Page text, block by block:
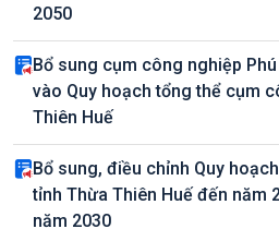
2050
Bổ sung cụm công nghiệp
vào Quy hoạch tổng thể cụm
Thiên Huế
Bổ sung, điều chỉnh Quy
tỉnh Thừa Thiên Huế đến năm
năm 2030